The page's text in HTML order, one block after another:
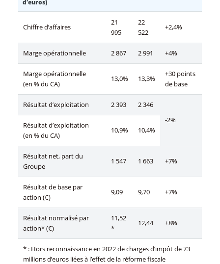
d’euros)
Chiffre d’affaires
21
995
22
522
+2,4%
Marge opérationnelle 2 867 2 991 +4%
Marge opérationnelle
(en % du CA)
13,0% 13,3%
+30 points
de base
Résultat d’exploitation 2 393
2 346
-2%
Résultat d’exploitation
(en % du CA)
10,9% 10,4%
Résultat net, part du
Groupe
1 547 1 663 +7%
Résultat de base par
action (€)
9,09 9,70 +7%
Résultat normalisé par
action* (€)
11,52
*
12,44 +8%
* : Hors reconnaissance en 2022 de charges d’impôt de 73
millions d’euros liées à l’effet de la réforme fiscale